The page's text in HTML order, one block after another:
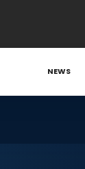
NEWS